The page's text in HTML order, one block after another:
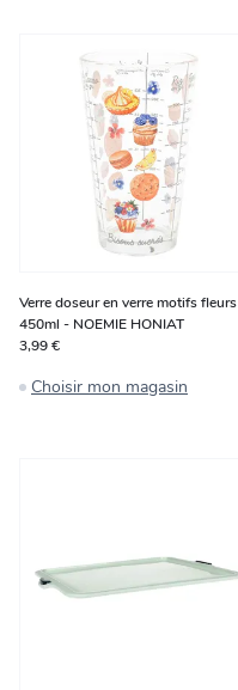
Verre doseur en verre motifs fleurs
450ml - NOEMIE HONIAT
3,99 €
Choisir mon magasin